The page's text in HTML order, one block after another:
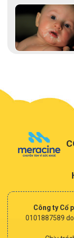
Công ty Cổ
0101887589